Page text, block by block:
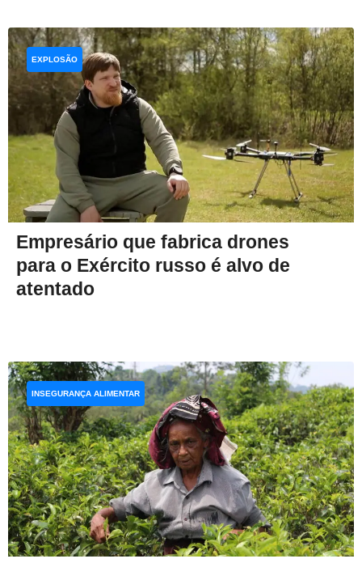
Empresário que fabrica drones
para o Exército russo é alvo de
atentado
EXPLOSÃO
INSEGURANÇA ALIMENTAR